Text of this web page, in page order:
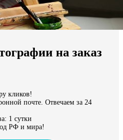
на заказ
кликов!
почте. Отвечаем за 24
1 сутки
РФ и мира!